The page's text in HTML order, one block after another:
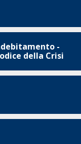
-
della Crisi